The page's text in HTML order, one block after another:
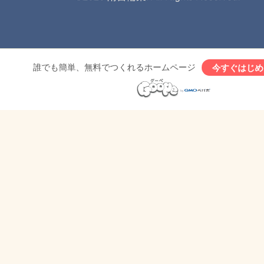
誰でも簡単、無料でつくれるホームページ 今すぐはじ